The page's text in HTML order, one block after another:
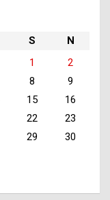
S
N
1
2
8
9
15
16
22
23
29
30